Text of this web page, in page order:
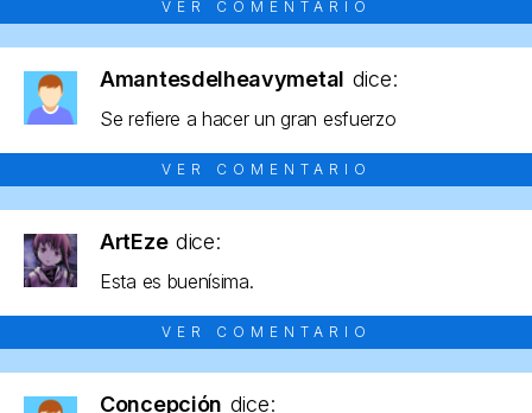
VER COMENTARIO
Amantesdelheavymetal dice:
Se refiere a hacer un gran esfuerzo
VER COMENTARIO
ArtEze dice:
Esta es buenísima.
VER COMENTARIO
Concepción dice: